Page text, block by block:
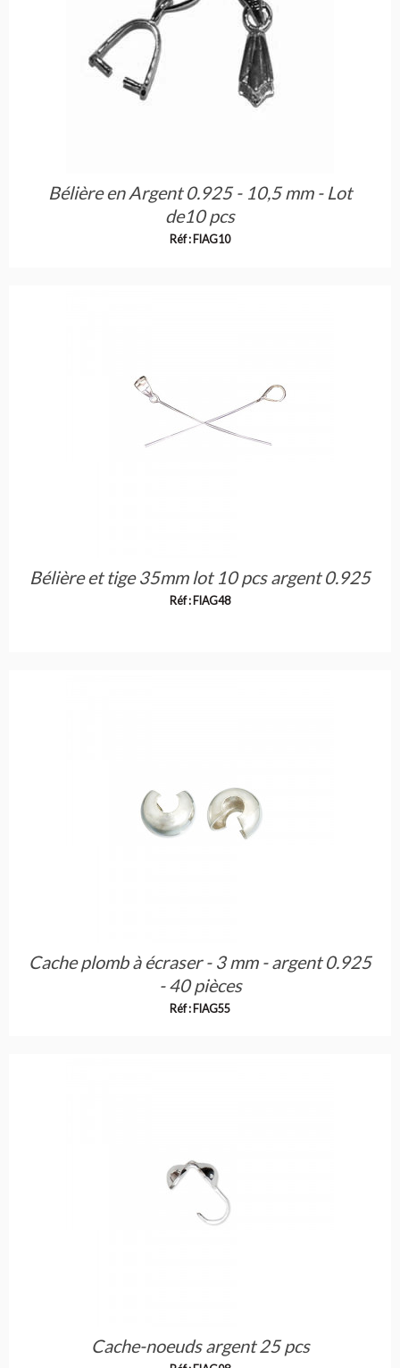
Bélière en Argent 0.925 - 10,5 mm - Lot
de10 pcs
Réf : FIAG10
Bélière et tige 35mm lot 10 pcs argent 0.925
Réf : FIAG48
Cache plomb à écraser - 3 mm - argent 0.925
- 40 pièces
Réf : FIAG55
Cache-noeuds argent 25 pcs